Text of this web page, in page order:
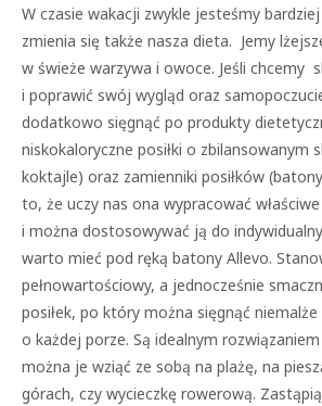
W czasie wakacji zwykle jesteśmy
zmienia się także nasza dieta. Jemy
w świeże warzywa i owoce. Jeśli chcemy
i poprawić swój wygląd oraz
dodatkowo sięgnąć po produkty
niskokaloryczne posiłki o zbilansowanym
koktajle) oraz zamienniki posiłków
to, że uczy nas ona wypracować
i można dostosowywać ją do
warto mieć pod ręką batony Allevo.
pełnowartościowy, a jednocześnie
posiłek, po który można sięgnąć
o każdej porze. Są idealnym
można je wziąć ze sobą na plażę, na
górach, czy wycieczkę rowerową. Zastąpią